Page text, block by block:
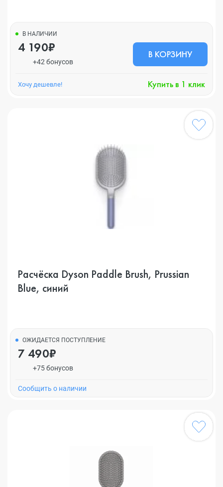
В НАЛИЧИИ
4 190₽
+42 бонусов
В КОРЗИНУ
Хочу дешевле! Купить в 1 клик
Расчёска Dyson Paddle Brush, Prussian
Blue, синий
ОЖИДАЕТСЯ ПОСТУПЛЕНИЕ
7 490₽
+75 бонусов
Cообщить о наличии